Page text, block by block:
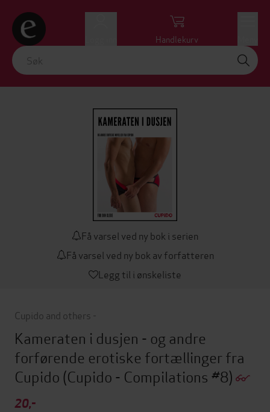
Handlekurv
Få varsel ved ny bok i serien
Få varsel ved ny bok av forfatteren
Legg til i ønskeliste
Cupido and others -
Kameraten i dusjen - og andre
forførende erotiske fortællinger fra
Cupido (Cupido - Compilations #8)
20,-